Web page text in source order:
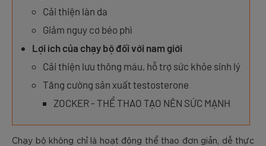
Cải thiện làn da
Giảm nguy cơ béo phì
Lợi ích của chạy bộ đối với nam giới
Cải thiện lưu thông máu, hỗ trợ sức khỏe sinh lý
Tăng cường sản xuất testosterone
ZOCKER - THỂ THAO TẠO NÊN SỨC MẠNH
Chạy bộ không chỉ là hoạt động thể thao đơn giản, dễ thực